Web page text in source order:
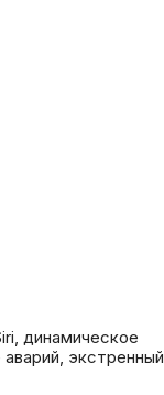
динамическое
экстренный